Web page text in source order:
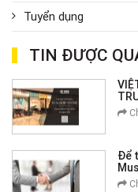
Tuyển dụng
TIN ĐƯỢC
Để